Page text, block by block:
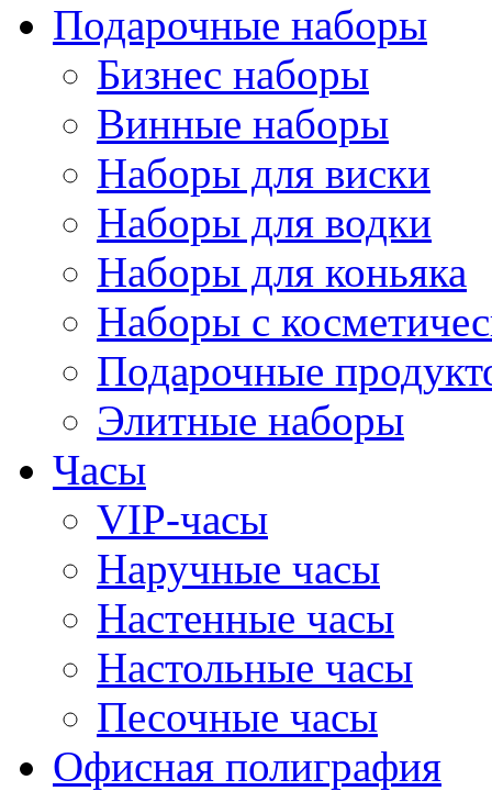
Подарочные наборы
Бизнес наборы
Винные наборы
Наборы для виски
Наборы для водки
Наборы для коньяка
Наборы с
Подарочные
Элитные наборы
Часы
VIP-часы
Наручные часы
Настенные часы
Настольные часы
Песочные часы
Офисная полиграфия